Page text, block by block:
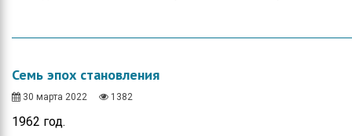
Семь эпох становления
30 марта 2022 1382
1962 год.